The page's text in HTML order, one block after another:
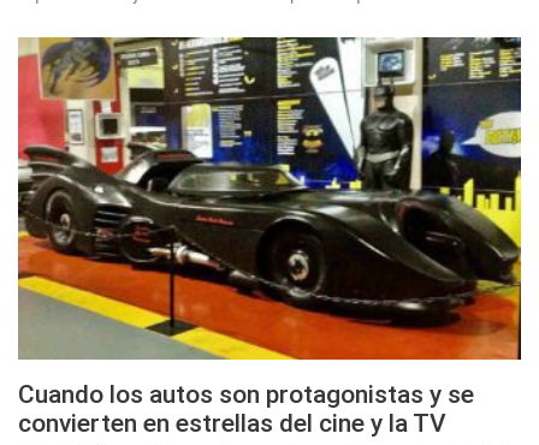
Cuando los autos son protagonistas y se
convierten en estrellas del cine y la TV